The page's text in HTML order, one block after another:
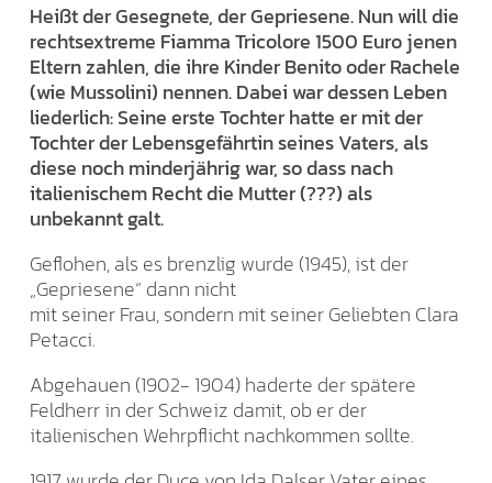
Heißt der Gesegnete, der Gepriesene. Nun will die
rechtsextreme Fiamma Tricolore 1500 Euro jenen
Eltern zahlen, die ihre Kinder Benito oder Rachele
(wie Mussolini) nennen. Dabei war dessen Leben
liederlich: Seine erste Tochter hatte er mit der
Tochter der Lebensgefährtin seines Vaters, als
diese noch minderjährig war, so dass nach
italienischem Recht die Mutter (???) als
unbekannt galt.
Geflohen, als es brenzlig wurde (1945), ist der
„Gepriesene“ dann nicht
mit seiner Frau, sondern mit seiner Geliebten Clara
Petacci.
Abgehauen (1902- 1904) haderte der spätere
Feldherr in der Schweiz damit, ob er der
italienischen Wehrpflicht nachkommen sollte.